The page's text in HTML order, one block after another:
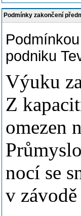
Podmínky zakončení
podniku
Výuku
Z
omezen
nocí se
v